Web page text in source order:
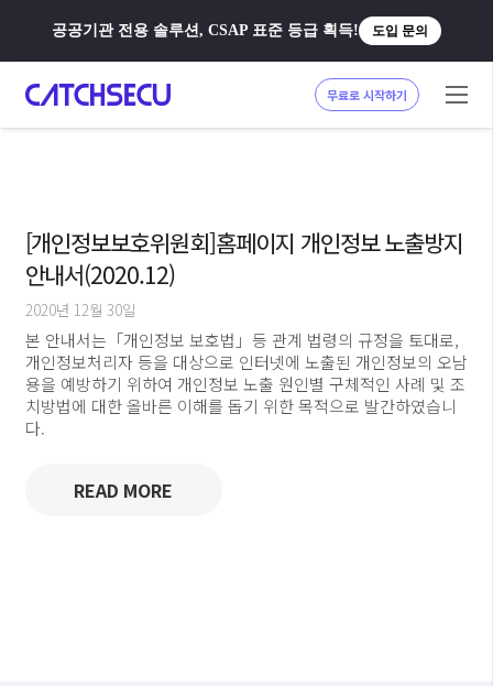
공공기관 전용 솔루션, CSAP 표준 등급 획득! 도입 문의
무료로 시작하기
[개인정보보호위원회]홈페이지 개인정보 노출방지
안내서(2020.12)
2020년 12월 30일
본 안내서는「개인정보 보호법」등 관계 법령의 규정을 토대로,
개인정보처리자 등을 대상으로 인터넷에 노출된 개인정보의 오남
용을 예방하기 위하여 개인정보 노출 원인별 구체적인 사례 및 조
치방법에 대한 올바른 이해를 돕기 위한 목적으로 발간하였습니
다.
READ MORE